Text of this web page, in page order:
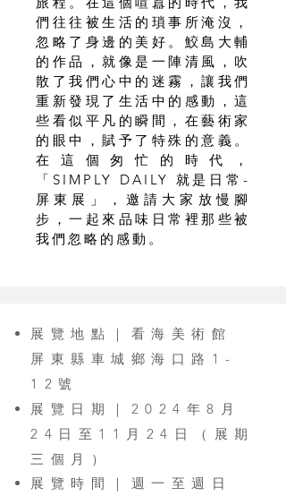
們往往被生活的瑣事所淹沒，
忽略了身邊的美好。鮫島大輔
的作品，就像是一陣清風，吹
散了我們心中的迷霧，讓我們
重新發現了生活中的感動，這
些看似平凡的瞬間，在藝術家
的眼中，賦予了特殊的意義。
在這個匆忙的時代，
「SIMPLY DAILY 就是日常-
屏東展」，邀請大家放慢腳
步，一起來品味日常裡那些被
我們忽略的感動。
展覽地點｜看海美術館
屏東縣車城鄉海口路1-
12號
展覽日期｜2024年8月
24日至11月24日（展期
三個月）
展覽時間｜週一至週日